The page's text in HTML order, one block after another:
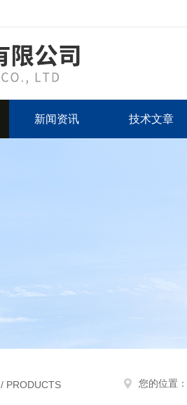
新闻资讯 技术文章
/ PRODUCTS 您的位置：